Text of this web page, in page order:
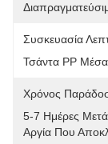
Συσκευασία
Τσάντα PP
Χρόνος
5-7 Ημέρες
Αργία Που